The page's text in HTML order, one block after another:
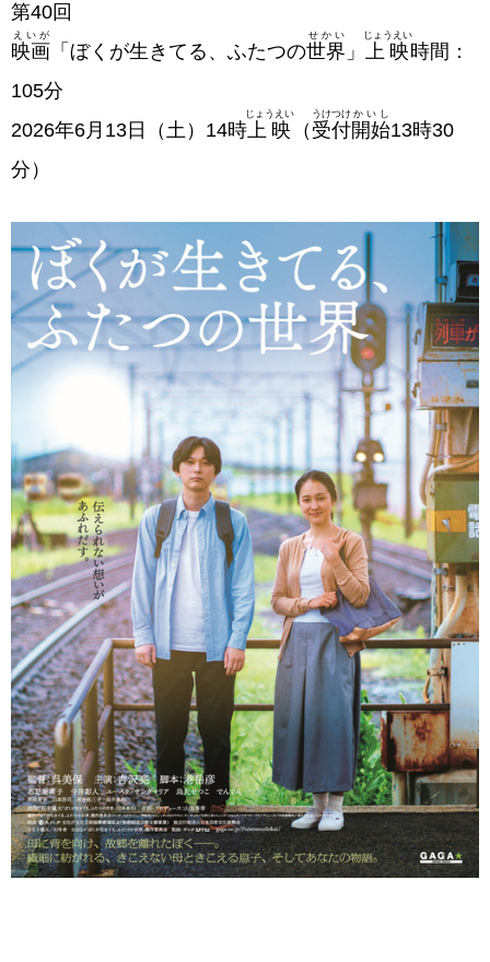
第40回
映画
えいが
「ぼくが生きてる、ふたつの世界
せかい
」 上映
じょうえい
時間：
105分
2026年6月13日（土）14時上映
じょうえい
（ 受付
うけつけ
開始
かいし
13時30
分）